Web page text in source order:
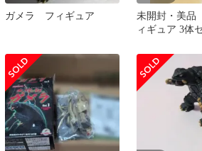
ガメラ フィギュア
未開封・美
ィギュア 3体